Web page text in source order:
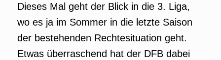
Dieses Mal geht der Blick in die 3. Liga,
wo es ja im Sommer in die letzte Saison
der bestehenden Rechtesituation geht.
Etwas überraschend hat der DFB dabei